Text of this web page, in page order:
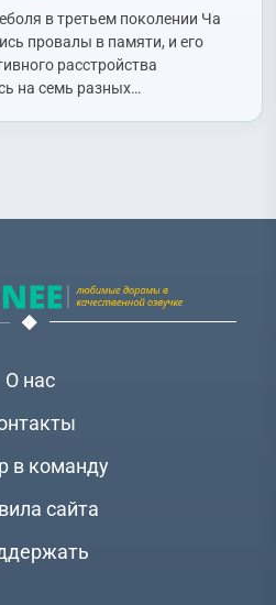
Min Gyul)
Ким Наун (Kim Na
Beom)
Hee Jung)
Ким Юри (Kim Yoo
Ли Дохён (Lee Do Hyun)
(Myung Se Bin)
Gun Rak),Пак Джунгю (Park
(Choi Won Young),Чхве Хёын
в третьем поколении Ча
провалы в памяти, и его
расстройства
на семь разных…
О нас
в команду
сайта